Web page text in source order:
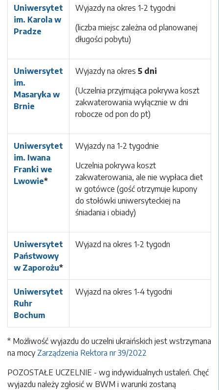
Uniwersytet
im. Karola w
Pradze
Wyjazdy na okres 1-2 tygodni
(liczba miejsc zależna od planowanej
długości pobytu)
Uniwersytet
im.
Masaryka w
Brnie
Wyjazdy na okres 5 dni
(Uczelnia przyjmująca pokrywa koszt
zakwaterowania wyłącznie w dni
robocze od pon do pt)
Uniwersytet
im. Iwana
Franki we
Lwowie*
Wyjazdy na 1-2 tygodnie
Uczelnia pokrywa koszt
zakwaterowania, ale nie wypłaca diet
w gotówce (gość otrzymuje kupony
do stołówki uniwersyteckiej na
śniadania i obiady)
Uniwersytet
Państwowy
w Zaporożu*
Wyjazd na okres 1-2 tygodn
Uniwersytet
Ruhr
Bochum
Wyjazd na okres 1-4 tygodni
* Możliwość wyjazdu do uczelni ukraińskich jest wstrzymana
na mocy Zarządzenia Rektora nr 39/2022
POZOSTAŁE UCZELNIE - wg indywidualnych ustaleń. Chęć
wyjazdu należy zgłosić w BWM i warunki zostaną